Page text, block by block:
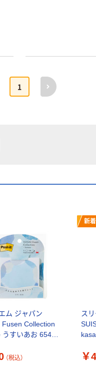
1
次へ
ム ジャパン
Fusen Collection
うすいあお 654-
（税込）
新着
ス
ク
￥